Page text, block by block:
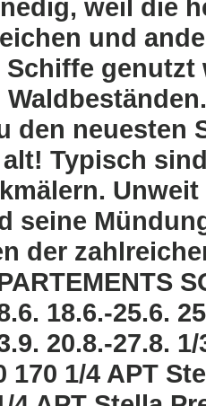
weil die
und
den
Typisch
seine
der
18.6.-25.6.
20.8.-27.8.
170 1/4 APT